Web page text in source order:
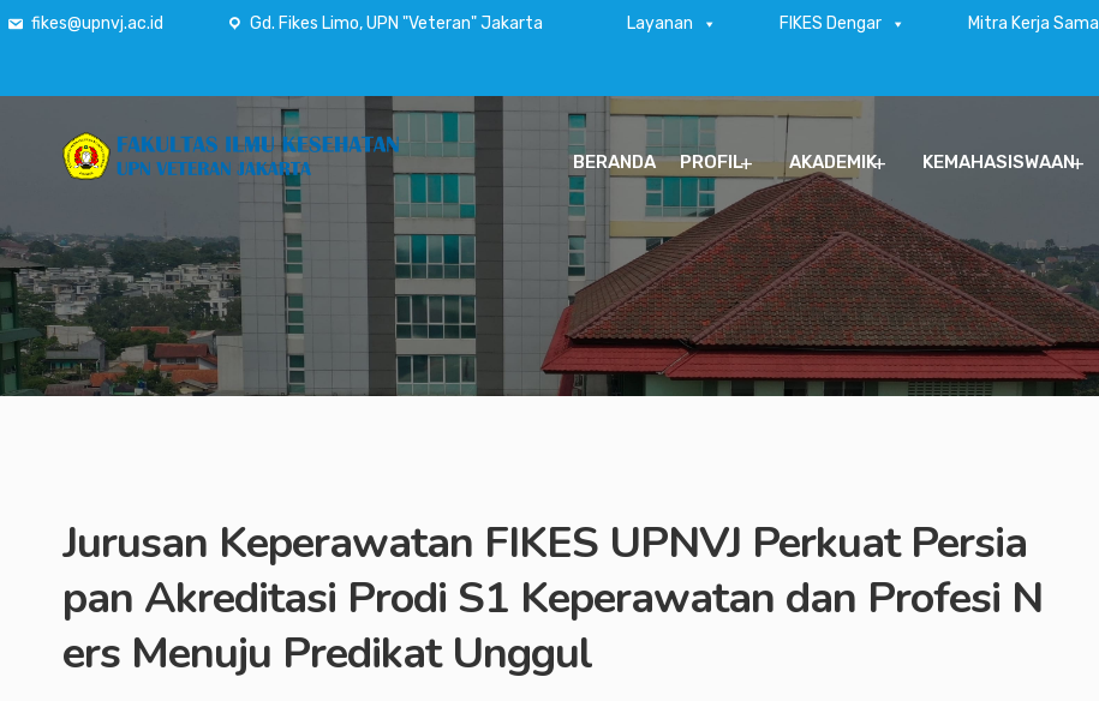
fikes@upnvj.ac.id Gd. Fikes Limo, UPN "Veteran" Jakarta Layanan FIKES Dengar Mitra Kerja Sama
BERANDA PROFIL AKADEMIK KEMAHASISWAAN
Jurusan Keperawatan FIKES UPNVJ Perkuat Persia
pan Akreditasi Prodi S1 Keperawatan dan Profesi N
ers Menuju Predikat Unggul